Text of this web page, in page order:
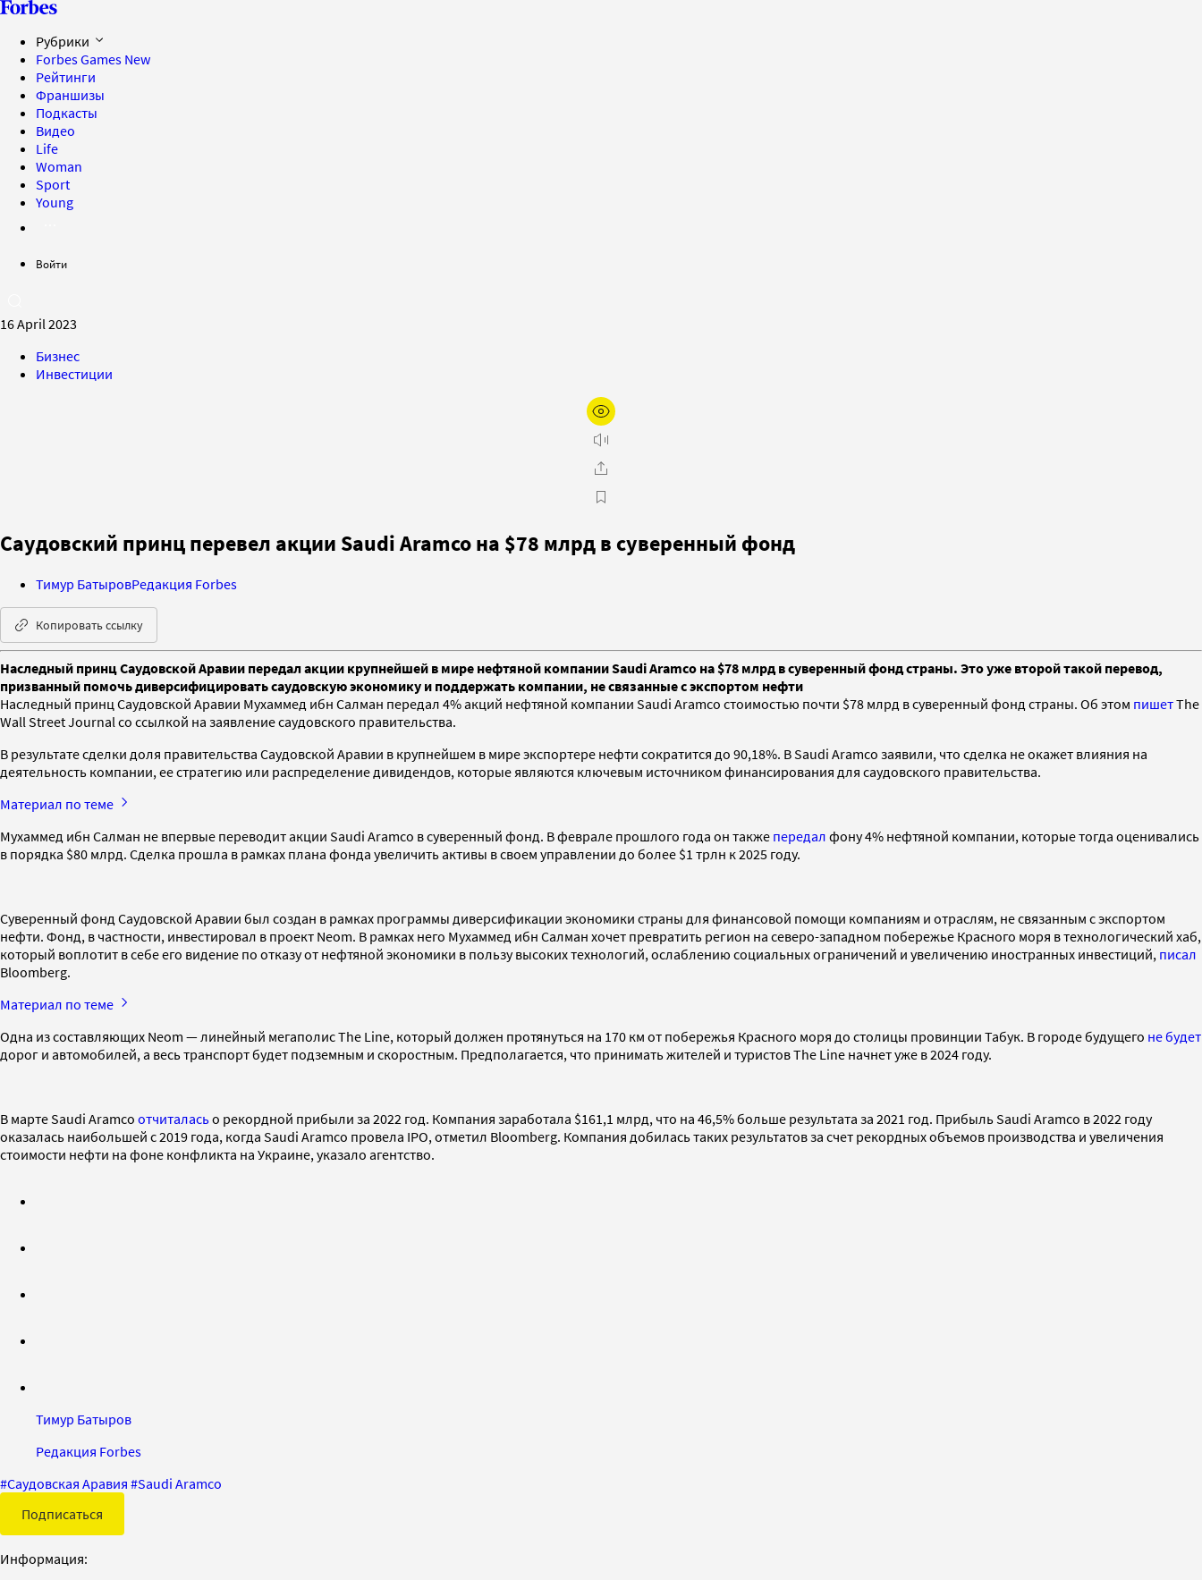
Рубрики
Forbes Games New
Рейтинги
Франшизы
Подкасты
Видео
Life
Woman
Sport
Young
Войти
16 April 2023
Бизнес
Инвестиции
Саудовский принц перевел акции Saudi Aramco на $78 млрд в суверенный фонд
Тимур БатыровРедакция Forbes
Копировать ссылку
Наследный принц Саудовской Аравии передал акции крупнейшей в мире нефтяной компании Saudi Aramco на $78 млрд в суверенный фонд страны. Это уже второй такой перевод,
призванный помочь диверсифицировать саудовскую экономику и поддержать компании, не связанные с экспортом нефти
Наследный принц Саудовской Аравии Мухаммед ибн Салман передал 4% акций нефтяной компании Saudi Aramco стоимостью почти $78 млрд в суверенный фонд страны. Об этом пишетThe
Wall Street Journal со ссылкой на заявление саудовского правительства.
В результате сделки доля правительства Саудовской Аравии в крупнейшем в мире экспортере нефти сократится до 90,18%. В Saudi Aramco заявили, что сделка не окажет влияния на
деятельность компании, ее стратегию или распределение дивидендов, которые являются ключевым источником финансирования для саудовского правительства.
Материал по теме
Мухаммед ибн Салман не впервые переводит акции Saudi Aramco в суверенный фонд. В феврале прошлого года он также передал фону 4% нефтяной компании, которые тогда оценивались
в порядка $80 млрд. Сделка прошла в рамках плана фонда увеличить активы в своем управлении до более $1 трлн к 2025 году.
Суверенный фонд Саудовской Аравии был создан в рамках программы диверсификации экономики страны для финансовой помощи компаниям и отраслям, не связанным с экспортом
нефти. Фонд, в частности, инвестировал в проект Neom. В рамках него Мухаммед ибн Салман хочет превратить регион на северо-западном побережье Красного моря в технологический хаб,
который воплотит в себе его видение по отказу от нефтяной экономики в пользу высоких технологий, ослаблению социальных ограничений и увеличению иностранных инвестиций, писал
Bloomberg.
Материал по теме
Одна из составляющих Neom — линейный мегаполис The Line, который должен протянуться на 170 км от побережья Красного моря до столицы провинции Табук. В городе будущего не будет
дорог и автомобилей, а весь транспорт будет подземным и скоростным. Предполагается, что принимать жителей и туристов The Line начнет уже в 2024 году.
В марте Saudi Aramco отчиталасьо рекордной прибыли за 2022 год. Компания заработала $161,1 млрд, что на 46,5% больше результата за 2021 год. Прибыль Saudi Aramco в 2022 году
оказалась наибольшей с 2019 года, когда Saudi Aramco провела IPO, отметил Bloomberg. Компания добилась таких результатов за счет рекордных объемов производства и увеличения
стоимости нефти на фоне конфликта на Украине, указало агентство.
Тимур Батыров
Редакция Forbes
#Саудовская Аравия #Saudi Aramco
Подписаться
Информация: